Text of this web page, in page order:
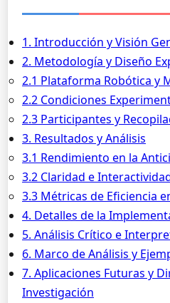
1. Introducción y Visión
2. Metodología y Diseño
2.1 Plataforma Robótica y
2.2 Condiciones
2.3 Participantes y
3. Resultados y Análisis
3.1 Rendimiento en la
3.2 Claridad e
3.3 Métricas de Eficiencia
4. Detalles de la
5. Análisis Crítico e
6. Marco de Análisis y
7. Aplicaciones Futuras y
Investigación